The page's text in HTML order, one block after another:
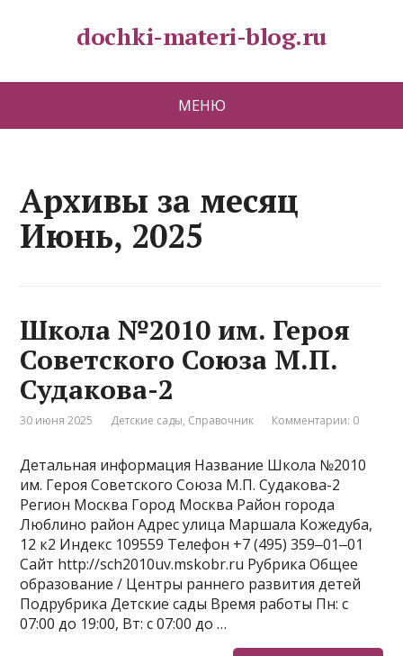
dochki-materi-blog.ru
МЕНЮ
Архивы за месяц
Июнь, 2025
Школа №2010 им. Героя
Советского Союза М.П.
Судакова-2
30 июня 2025 Детские сады, Справочник Комментарии: 0
Детальная информация Название Школа №2010
им. Героя Советского Союза М.П. Судакова-2
Регион Москва Город Москва Район города
Люблино район Адрес улица Маршала Кожедуба,
12 к2 Индекс 109559 Телефон +7 (495) 359‒01‒01
Сайт http://sch2010uv.mskobr.ru Рубрика Общее
образование / Центры раннего развития детей
Подрубрика Детские сады Время работы Пн: с
07:00 до 19:00, Вт: с 07:00 до …